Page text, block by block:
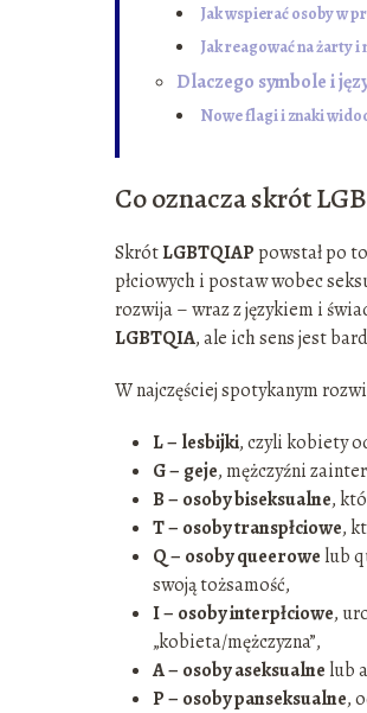
Jak wspierać osoby w
Jak reagować na żarty i
Dlaczego symbole i
Nowe flagi i znaki
Co oznacza skrót
SkrótLGBTQIAP powstał po
płciowych i postaw wobec
rozwija – wraz z językiem i
LGBTQIA, ale ich sens jest
W najczęściej spotykanym
L – lesbijki, czyli kobiety
G – geje, mężczyźni
B – osoby biseksualne,
T – osoby transpłciowe,
Q – osoby queerowe lub
swoją tożsamość,
I – osoby interpłciowe,
„kobieta/mężczyzna”,
A – osoby aseksualne lub
P – osoby panseksualne,